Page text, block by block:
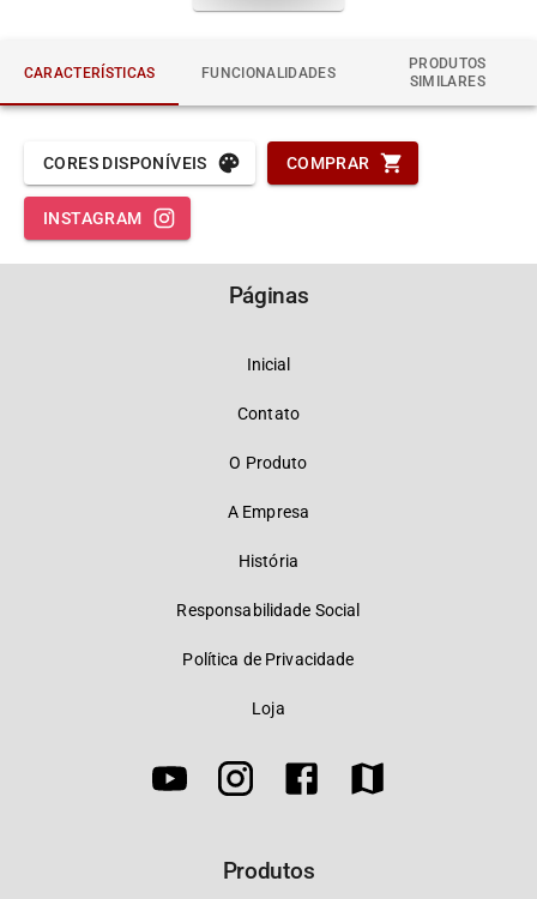
CARACTERÍSTICAS FUNCIONALIDADES
PRODUTOS
SIMILARES
CORES DISPONÍVEIS COMPRAR
INSTAGRAM
Páginas
Inicial
Contato
O Produto
A Empresa
História
Responsabilidade Social
Política de Privacidade
Loja
Produtos